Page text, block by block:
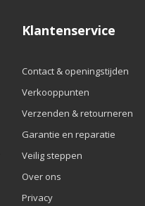
Klantenservice
Contact & openingstijden
Verkooppunten
Verzenden & retourneren
Garantie en reparatie
Veilig steppen
Over ons
Privacy